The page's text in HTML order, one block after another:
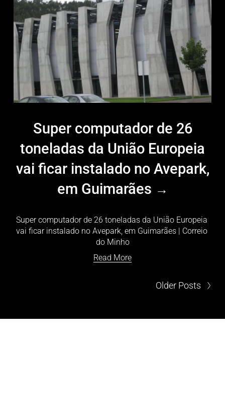
Super computador de 26
toneladas da União Europeia
vai ficar instalado no Avepark,
em Guimarães
Super computador de 26 toneladas da União Europeia
vai ficar instalado no Avepark, em Guimarães | Correio
do Minho
Read More
Older Posts